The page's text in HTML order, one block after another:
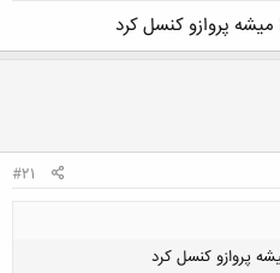
پروازو کنسل کرد
#21
پروازو کنسل کرد